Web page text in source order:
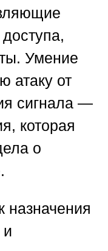
Умение
атаку от
сигнала —
которая
о
назначения
и